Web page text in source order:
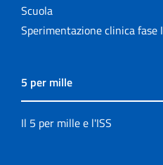
Scuola
Sperimentazione clinica fase I
5 per mille
Il 5 per mille e l'ISS